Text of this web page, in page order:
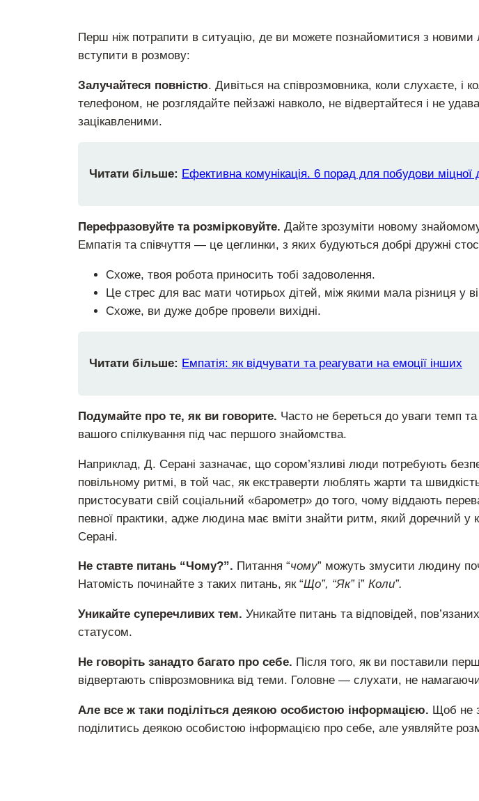
Перш ніж потрапити в ситуацію, де ви можете познайомитися з
вступити в розмову:
Залучайтеся повністю. Дивіться на співрозмовника, коли слухаєте, і
телефоном, не розглядайте пейзажі навколо, не відвертайтеся і не
зацікавленими.
Читати більше: Ефективна комунікація. 6 порад для побудови міцної
Перефразовуйте та розмірковуйте. Дайте зрозуміти новому
Емпатія та співчуття — це цеглинки, з яких будуються добрі дружні
Схоже, твоя робота приносить тобі задоволення.
Це стрес для вас мати чотирьох дітей, між якими мала різниця у
Схоже, ви дуже добре провели вихідні.
Читати більше: Емпатія: як відчувати та реагувати на емоції інших
Подумайте про те, як ви говорите. Часто не береться до уваги темп
вашого спілкування під час першого знайомства.
Наприклад, Д. Серані зазначає, що сором’язливі люди потребують
повільному ритмі, в той час, як екстраверти люблять жарти та
пристосувати свій соціальний «барометр» до того, чому віддають
певної практики, адже людина має вміти знайти ритм, який доречний у
Серані.
Не ставте питань “Чому?”. Питання “чому” можуть змусити людину
Натомість починайте з таких питань, як “Що”, “Як”і” Коли”.
Уникайте суперечливих тем. Уникайте питань та відповідей,
статусом.
Не говоріть занадто багато про себе. Після того, як ви поставили
відвертають співрозмовника від теми. Головне — слухати, не
Але все ж таки поділіться деякою особистою інформацією. Щоб не
поділитись деякою особистою інформацією про себе, але уявляйте